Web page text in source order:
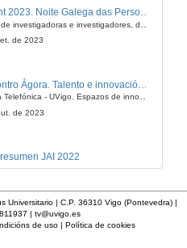
G-Night 2023. Noite Galega das Persoas Investigadoras. Conciencias creativas
de 2023
Cátedra Telefónica - UVigo. Espazos de innovación
de 2023
JAI 2022
Universitario | C.P. 36310 Vigo (Pontevedra) |
| tv@uvigo.es
de uso| Política de cookies